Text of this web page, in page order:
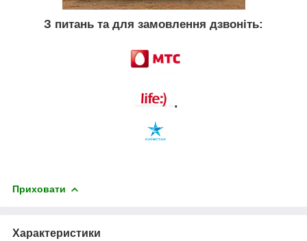
З питань та для замовлення дзвоніть:
.
Приховати
Характеристики